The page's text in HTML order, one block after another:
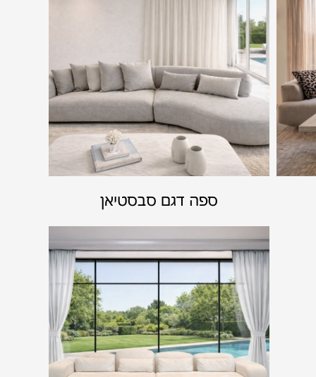
ספה דגם סבסטיאן